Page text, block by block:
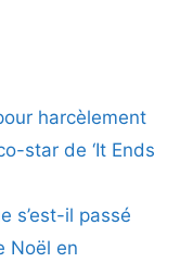
harcèlement
star de ‘It Ends
s’est-il passé
Noël en